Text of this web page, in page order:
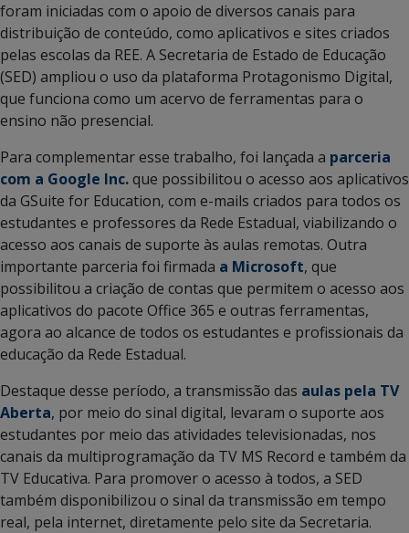
foram iniciadas com o apoio de diversos canais para
distribuição de conteúdo, como aplicativos e sites criados
pelas escolas da REE. A Secretaria de Estado de Educação
(SED) ampliou o uso da plataforma Protagonismo Digital,
que funciona como um acervo de ferramentas para o
ensino não presencial.
Para complementar esse trabalho, foi lançada a parceria
com a Google Inc.que possibilitou o acesso aos aplicativos
da GSuite for Education, com e-mails criados para todos os
estudantes e professores da Rede Estadual, viabilizando o
acesso aos canais de suporte às aulas remotas. Outra
importante parceria foi firmada a Microsoft, que
possibilitou a criação de contas que permitem o acesso aos
aplicativos do pacote Office 365 e outras ferramentas,
agora ao alcance de todos os estudantes e profissionais da
educação da Rede Estadual.
Destaque desse período, a transmissão das aulas pela TV
Aberta, por meio do sinal digital, levaram o suporte aos
estudantes por meio das atividades televisionadas, nos
canais da multiprogramação da TV MS Record e também da
TV Educativa. Para promover o acesso à todos, a SED
também disponibilizou o sinal da transmissão em tempo
real, pela internet, diretamente pelo site da Secretaria.